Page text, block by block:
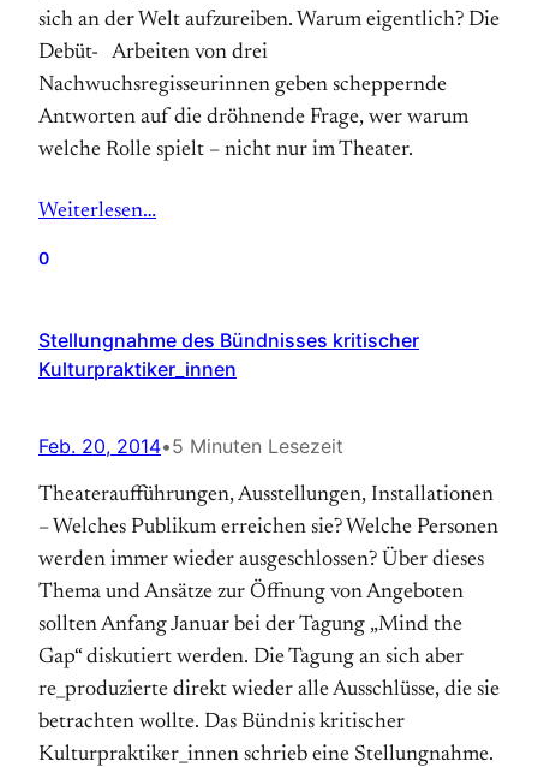
sich an der Welt aufzureiben. Warum eigentlich? Die
Debüt-­ Arbeiten von drei
Nachwuchsregisseurinnen geben scheppernde
Antworten auf die dröhnende Frage, wer warum
welche Rolle spielt – nicht nur im Theater.
Weiterlesen…
0
Stellungnahme des Bündnisses kritischer
Kulturpraktiker_innen
Feb. 20, 2014•5 Minuten Lesezeit
Theateraufführungen, Ausstellungen, Installationen
– Welches Publikum erreichen sie? Welche Personen
werden immer wieder ausgeschlossen? Über dieses
Thema und Ansätze zur Öffnung von Angeboten
sollten Anfang Januar bei der Tagung „Mind the
Gap“ diskutiert werden. Die Tagung an sich aber
re_produzierte direkt wieder alle Ausschlüsse, die sie
betrachten wollte. Das Bündnis kritischer
Kulturpraktiker_innen schrieb eine Stellungnahme.